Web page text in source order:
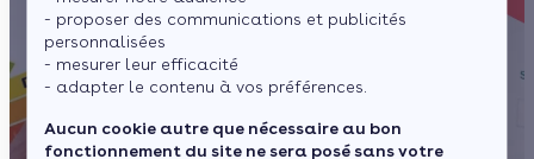
- proposer des communications et publicités
personnalisées
- mesurer leur efficacité
- adapter le contenu à vos préférences.
Aucun cookie autre que nécessaire au bon
fonctionnement du site ne sera posé sans votre